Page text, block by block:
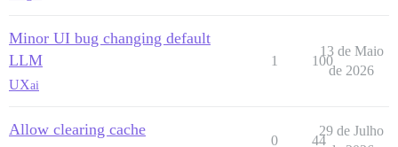
Minor UI bug changing default
LLM
UXai
1 100
13 de Maio
de 2026
Allow clearing cache
0 44
29 de Julho